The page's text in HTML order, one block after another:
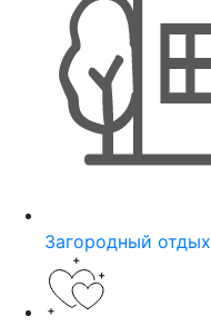
Загородный отдых